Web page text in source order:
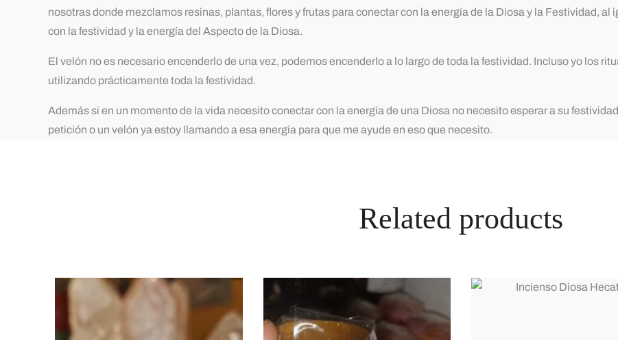
nosotras donde mezclamos resinas, plantas, flores y frutas para conectar con la energía de la Diosa y la Festividad,
con la festividad y la energía del Aspecto de la Diosa.
El velón no es necesario encenderlo de una vez, podemos encenderlo a lo largo de toda la festividad. Incluso yo los
utilizando prácticamente toda la festividad.
Además si en un momento de la vida necesito conectar con la energía de una Diosa no necesito esperar a su
petición o un velón ya estoy llamando a esa energía para que me ayude en eso que necesito.
Related products